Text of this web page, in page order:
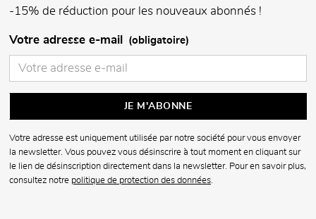
-15% de réduction pour les nouveaux abonnés !
Votre adresse e-mail (obligatoire)
Votre adresse est uniquement utilisée par notre société pour vous envoyer
la newsletter. Vous pouvez vous désinscrire à tout moment en cliquant sur
le lien de désinscription directement dans la newsletter. Pour en savoir plus,
consultez notre politique de protection des données.